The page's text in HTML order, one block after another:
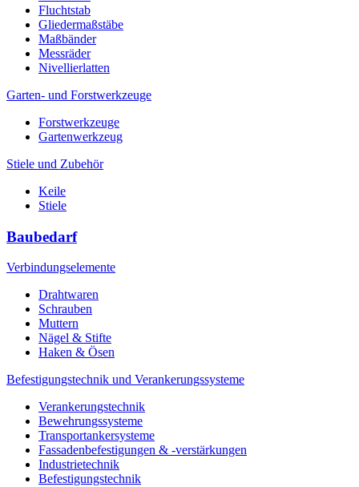
Fluchtstab
Gliedermaßstäbe
Maßbänder
Messräder
Nivellierlatten
Garten- und Forstwerkzeuge
Forstwerkzeuge
Gartenwerkzeug
Stiele und Zubehör
Keile
Stiele
Baubedarf
Verbindungselemente
Drahtwaren
Schrauben
Muttern
Nägel & Stifte
Haken & Ösen
Befestigungstechnik und Verankerungssysteme
Verankerungstechnik
Bewehrungssysteme
Transportankersysteme
Fassadenbefestigungen & -verstärkungen
Industrietechnik
Befestigungstechnik